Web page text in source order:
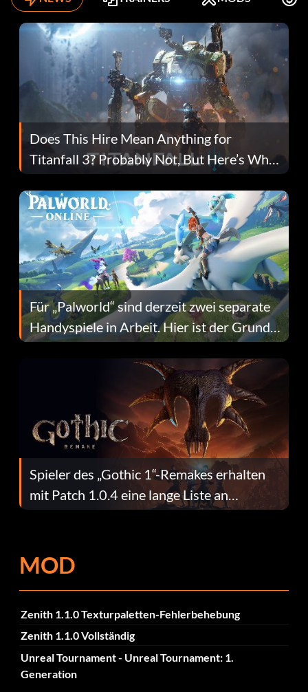
Does This Hire Mean Anything for
Titanfall 3? Probably Not, But Here’s Why
Fans Are Hopeful
Für „Palworld“ sind derzeit zwei separate
Handyspiele in Arbeit. Hier ist der Grund
dafür.
Spieler des „Gothic 1“-Remakes erhalten
mit Patch 1.0.4 eine lange Liste an
Fehlerbehebungen
MOD
Zenith 1.1.0 Texturpaletten-Fehlerbehebung
Zenith 1.1.0 Vollständig
Unreal Tournament - Unreal Tournament: 1.
Generation